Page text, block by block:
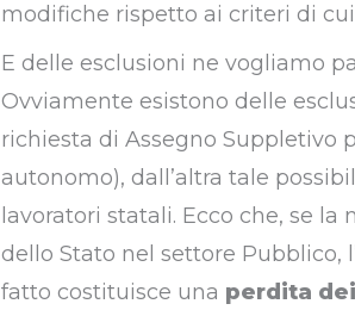
modifiche rispetto ai criteri di cui
E delle esclusioni ne vogliamo
Ovviamente esistono delle
richiesta di Assegno Suppletivo
autonomo), dall’altra tale
lavoratori statali. Ecco che, se
dello Stato nel settore Pubblico,
fatto costituisce una perdita